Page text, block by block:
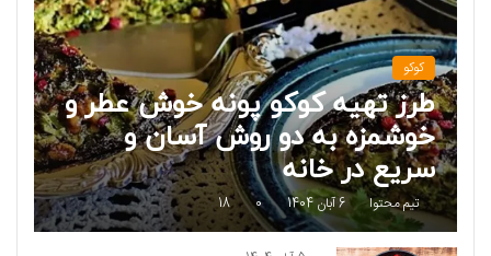
کوکو
طرز تهیه کوکو پونه خوش عطر و
خوشمزه به دو روش آسان و
سریع در خانه
تیم محتوا 6 آبان 1404 0
18